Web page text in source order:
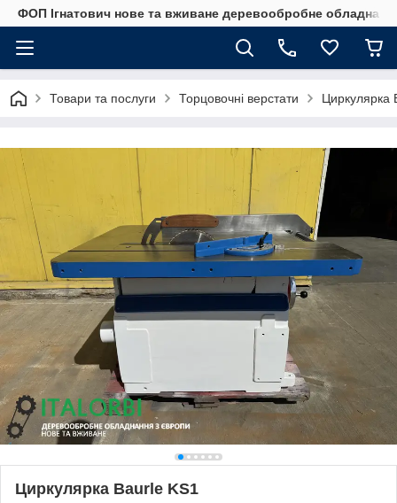
ФОП Ігнатович нове та вживане деревообробне
Товари та послуги Торцовочні верстати Циркулярка
Циркулярка Baurle KS1